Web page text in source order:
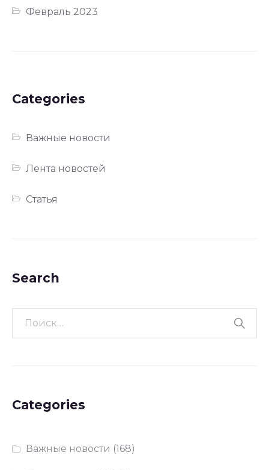
Февраль 2023
Categories
Важные новости
Лента новостей
Статья
Search
Categories
Важные новости (168)